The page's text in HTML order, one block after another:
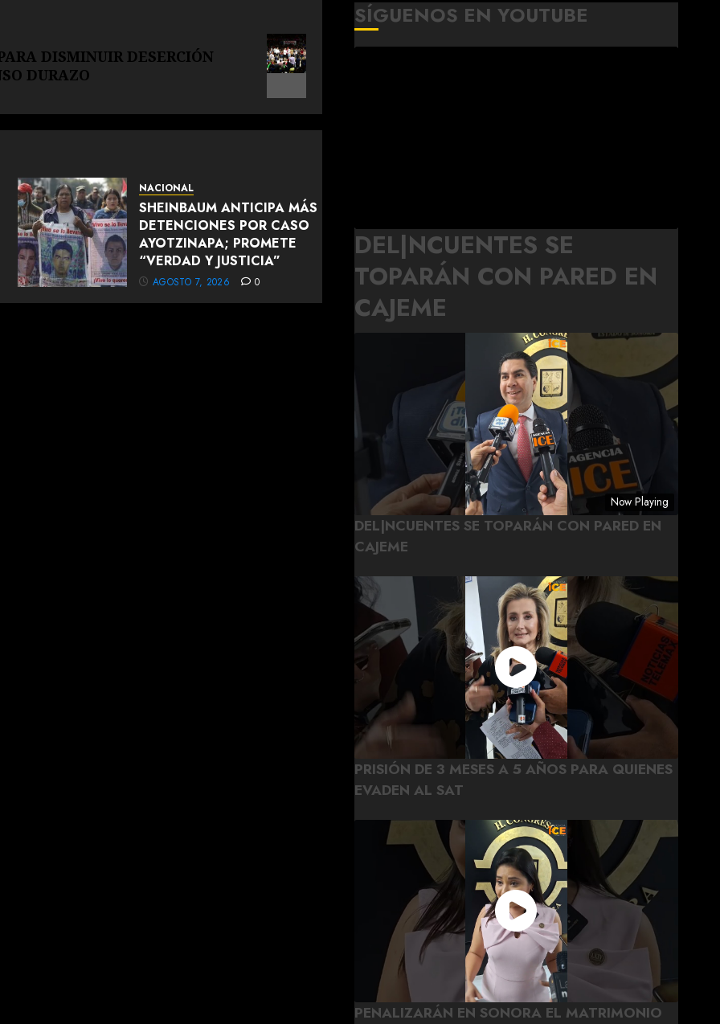
DISMINUIR DESERCIÓN
DURAZO
NACIONAL
SHEINBAUM ANTICIPA MÁS
DETENCIONES POR CASO
AYOTZINAPA; PROMETE
“VERDAD Y JUSTICIA”
AGOSTO 7, 2026 0
SÍGUENOS EN YOUTUBE
DEL|NCUENTES SE
TOPARÁN CON PARED EN
CAJEME
Now Playing
DEL|NCUENTES SE TOPARÁN CON PARED EN
CAJEME
PRISIÓN DE 3 MESES A 5 AÑOS PARA QUIENES
EVADEN AL SAT
PENALIZARÁN EN SONORA EL MATRIMONIO